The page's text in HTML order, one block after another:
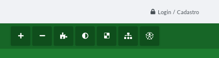
Login / Cadastro